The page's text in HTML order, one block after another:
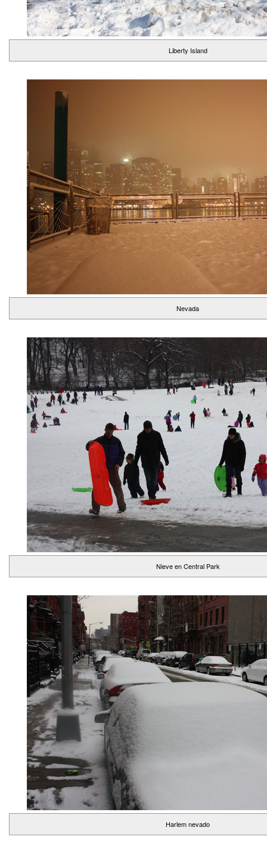
Liberty Island
Nevada
Nieve en Central Park
Harlem nevado